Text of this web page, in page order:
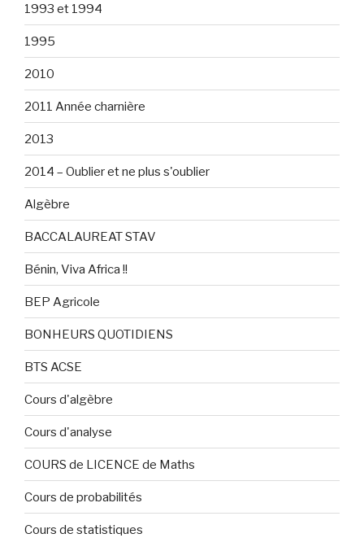
1993 et 1994
1995
2010
2011 Année charnière
2013
2014 – Oublier et ne plus s'oublier
Algèbre
BACCALAUREAT STAV
Bénin, Viva Africa !!
BEP Agricole
BONHEURS QUOTIDIENS
BTS ACSE
Cours d'algèbre
Cours d'analyse
COURS de LICENCE de Maths
Cours de probabilités
Cours de statistiques